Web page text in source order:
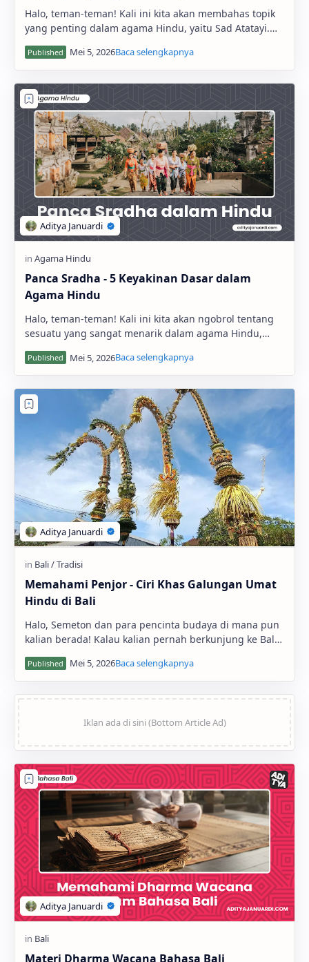
Halo, teman-teman! Kali ini kita akan membahas topik
yang penting dalam agama Hindu, yaitu Sad Atatayi.
Panca Sradha - 5 Keyakinan Dasar dalam
Agama Hindu
Halo, teman-teman! Kali ini kita akan ngobrol tentang
sesuatu yang sangat menarik dalam agama Hindu,
yaitu Panca Sradha. Mungkin kamu sudah pernah …
Memahami Penjor - Ciri Khas Galungan Umat
Hindu di Bali
Halo, Semeton dan para pencinta budaya di mana pun
kalian berada! Kalau kalian pernah berkunjung ke Bali
Materi Dharma Wacana Bahasa Bali